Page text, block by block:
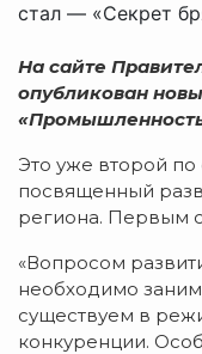
стал — «Секрет
На сайте
опубликован
Это уже второй по
посвященный
региона. Первым
«Вопросом
необходимо
существуем в
конкуренции.